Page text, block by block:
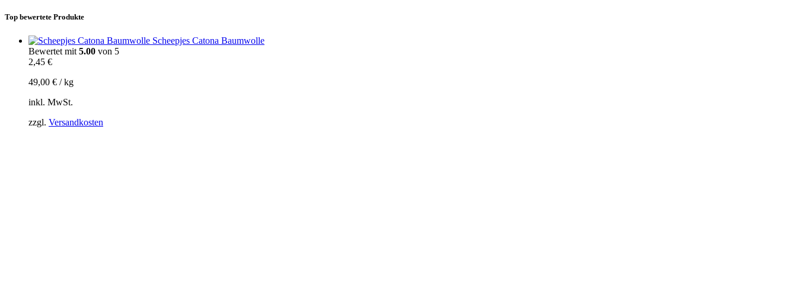
Top bewertete Produkte
Scheepjes Catona Baumwolle
Bewertet mit 5.00 von 5
2,45 €
49,00 € /kg
inkl. MwSt.
zzgl. Versandkosten